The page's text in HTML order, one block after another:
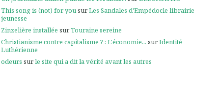
This song is (not) for yousurLes Sandales d'Empédocle librairie
jeunesse
Zinzelière installée surTouraine sereine
Christianisme contre capitalisme ? : L'économie... surIdentité
Luthérienne
odeurs surle site qui a dit la vérité avant les autres